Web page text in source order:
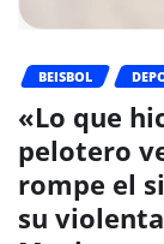
BEISBOL
«Lo que
pelotero
rompe el
su